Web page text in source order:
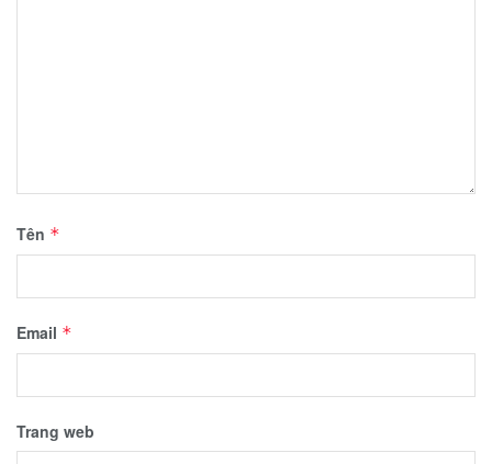
Tên *
Email *
Trang web